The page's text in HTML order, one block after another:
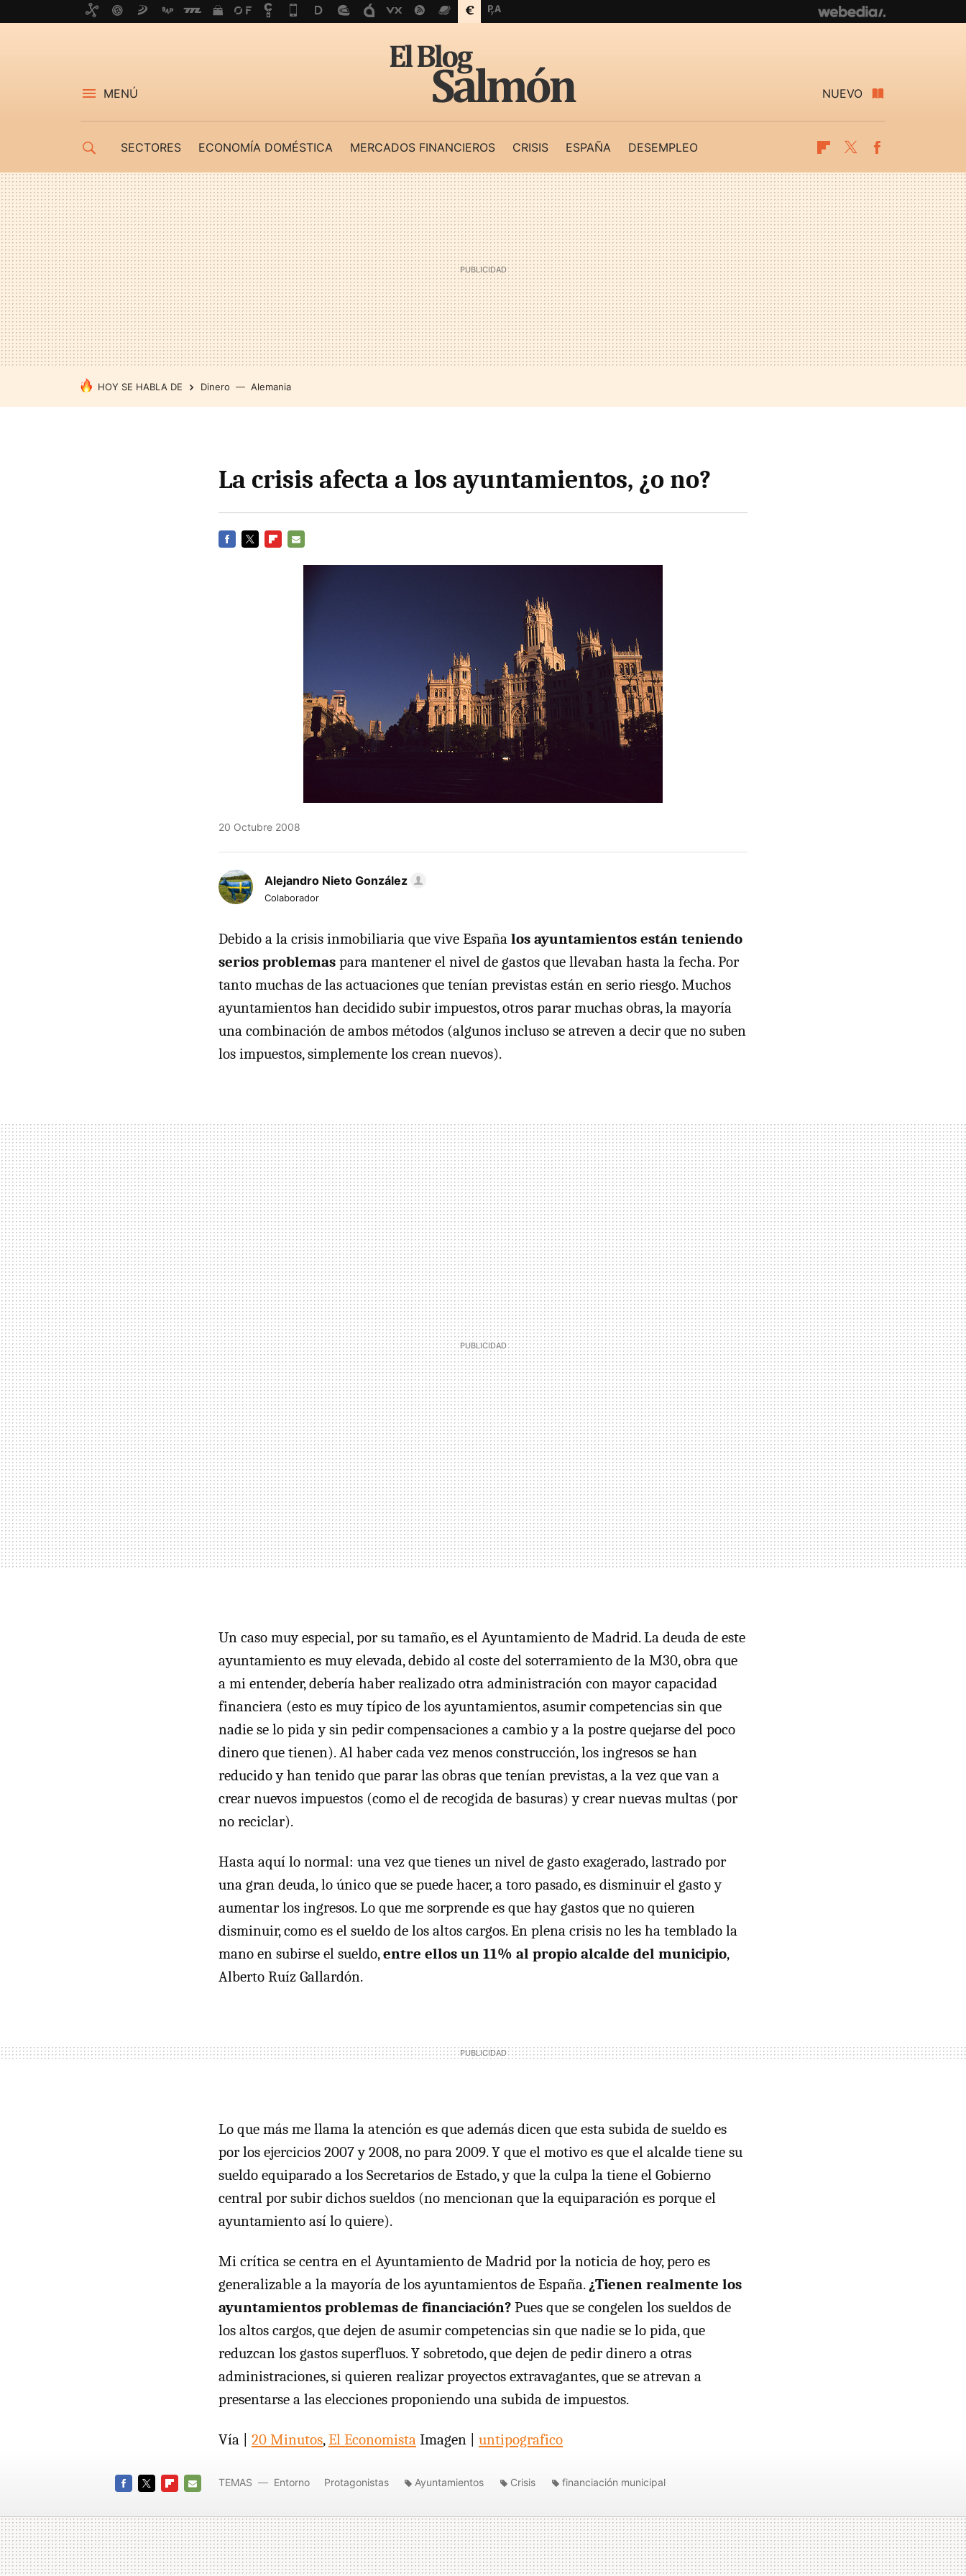
MENÚ NUEVO
SECTORES ECONOMÍA DOMÉSTICA MERCADOS FINANCIEROS CRISIS ESPAÑA DESEMPLEO Flipboard
Twitter
HOY SE HABLA DE Dinero Alemania
La crisis afecta a los ayuntamientos, ¿o no?
20 Octubre 2008
Alejandro Nieto González
Colaborador
Debido a la crisis inmobiliaria que vive España los ayuntamientos están teniendo
serios problemas para mantener el nivel de gastos que llevaban hasta la fecha. Por
tanto muchas de las actuaciones que tenían previstas están en serio riesgo. Muchos
ayuntamientos han decidido subir impuestos, otros parar muchas obras, la mayoría
una combinación de ambos métodos (algunos incluso se atreven a decir que no suben
los impuestos, simplemente los crean nuevos).
Un caso muy especial, por su tamaño, es el Ayuntamiento de Madrid. La deuda de este
ayuntamiento es muy elevada, debido al coste del soterramiento de la M30, obra que
a mi entender, debería haber realizado otra administración con mayor capacidad
financiera (esto es muy típico de los ayuntamientos, asumir competencias sin que
nadie se lo pida y sin pedir compensaciones a cambio y a la postre quejarse del poco
dinero que tienen). Al haber cada vez menos construcción, los ingresos se han
reducido y han tenido que parar las obras que tenían previstas, a la vez que van a
crear nuevos impuestos (como el de recogida de basuras) y crear nuevas multas (por
no reciclar).
Hasta aquí lo normal: una vez que tienes un nivel de gasto exagerado, lastrado por
una gran deuda, lo único que se puede hacer, a toro pasado, es disminuir el gasto y
aumentar los ingresos. Lo que me sorprende es que hay gastos que no quieren
disminuir, como es el sueldo de los altos cargos. En plena crisis no les ha temblado la
mano en subirse el sueldo,entre ellos un 11% al propio alcalde del municipio,
Alberto Ruíz Gallardón.
Lo que más me llama la atención es que además dicen que esta subida de sueldo es
por los ejercicios 2007 y 2008, no para 2009. Y que el motivo es que el alcalde tiene su
sueldo equiparado a los Secretarios de Estado, y que la culpa la tiene el Gobierno
central por subir dichos sueldos (no mencionan que la equiparación es porque el
ayuntamiento así lo quiere).
Mi crítica se centra en el Ayuntamiento de Madrid por la noticia de hoy, pero es
generalizable a la mayoría de los ayuntamientos de España. ¿Tienen realmente los
ayuntamientos problemas de financiación? Pues que se congelen los sueldos de
los altos cargos, que dejen de asumir competencias sin que nadie se lo pida, que
reduzcan los gastos superfluos. Y sobretodo, que dejen de pedir dinero a otras
administraciones, si quieren realizar proyectos extravagantes, que se atrevan a
presentarse a las elecciones proponiendo una subida de impuestos.
Vía | 20 Minutos,El Economista Imagen | untipografico
MAIL
TEMAS Entorno Protagonistas Ayuntamientos Crisis financiación municipal